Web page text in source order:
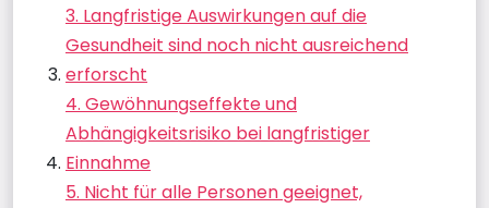
3. Langfristige Auswirkungen auf die
Gesundheit sind noch nicht ausreichend
erforscht
4. Gewöhnungseffekte und
Abhängigkeitsrisiko bei langfristiger
Einnahme
5. Nicht für alle Personen geeignet,